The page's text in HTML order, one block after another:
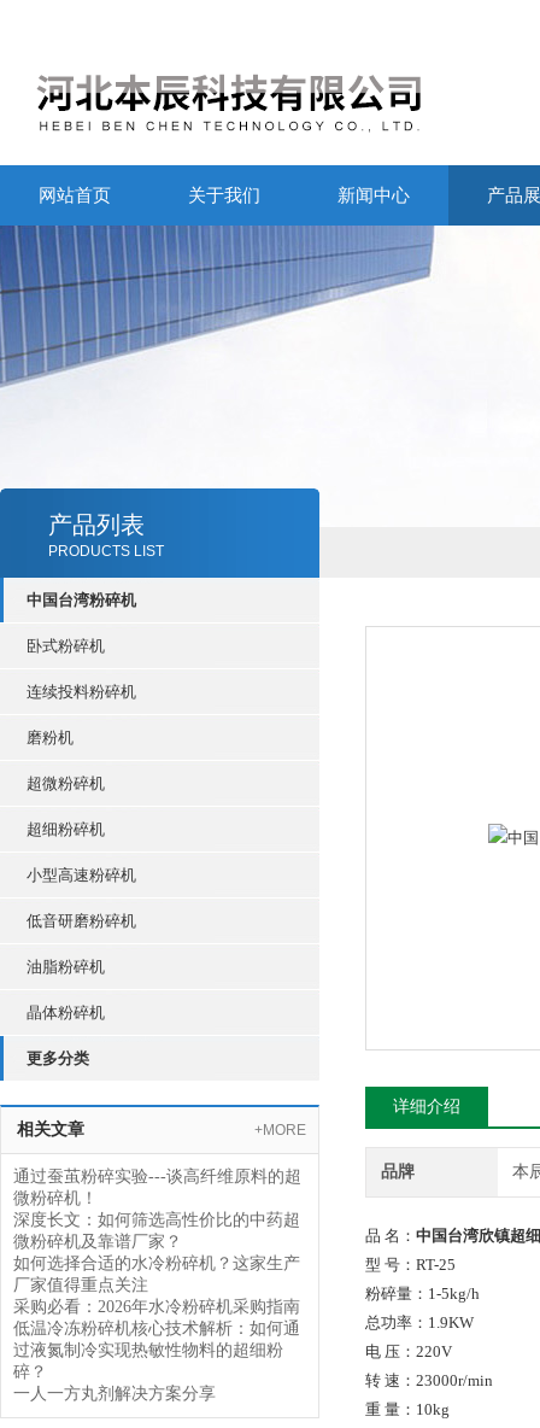
网站首页 关于我们 新闻中心 产品
产品列表
PRODUCTS LIST
中国台湾粉碎机
卧式粉碎机
连续投料粉碎机
磨粉机
超微粉碎机
超细粉碎机
小型高速粉碎机
低音研磨粉碎机
油脂粉碎机
晶体粉碎机
更多分类
相关文章 +MORE
通过蚕茧粉碎实验---谈高纤维原料的超
微粉碎机！
深度长文：如何筛选高性价比的中药超
微粉碎机及靠谱厂家？
如何选择合适的水冷粉碎机？这家生产
厂家值得重点关注
采购必看：2026年水冷粉碎机采购指南
低温冷冻粉碎机核心技术解析：如何通
过液氮制冷实现热敏性物料的超细粉
碎？
一人一方丸剂解决方案分享
详细介绍
品牌 本
品 名： 中国台湾欣镇超
型 号：RT-25
粉碎量：1-5kg/h
总功率：1.9KW
电 压：220V
转 速：23000r/min
重 量：10kg